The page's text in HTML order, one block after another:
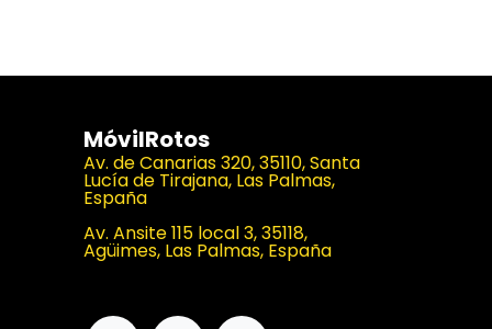
MóvilRotos
Av. de Canarias 320, 35110, Santa
Lucía de Tirajana, Las Palmas,
España
Av. Ansite 115 local 3, 35118,
Agüimes, Las Palmas, España